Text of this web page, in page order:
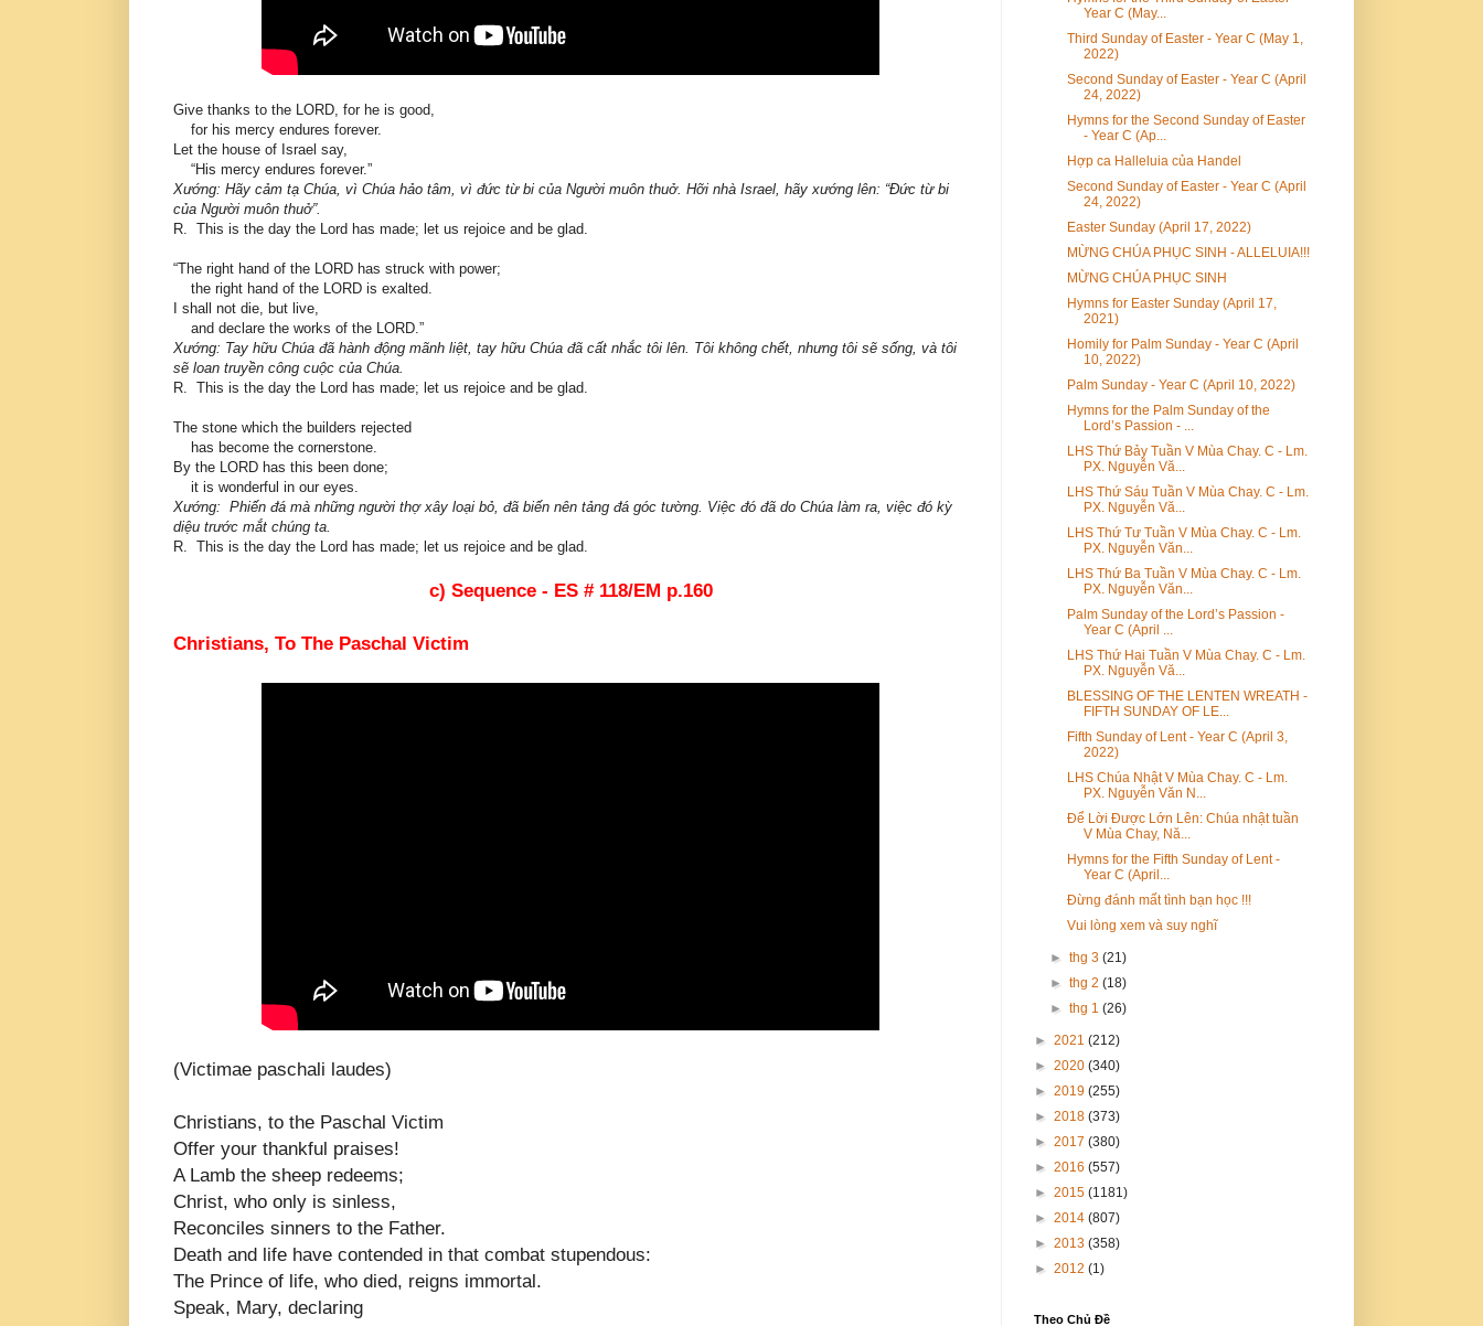
Give thanks to the LORD, for he is good,
for his mercy endures forever.
Let the house of Israel say,
“His mercy endures forever.”
Xướng: Hãy cảm tạ Chúa, vì Chúa hảo tâm, vì đức từ bi của Người muôn thuở. Hỡi nhà Israel, hãy xướng lên: “Ðức từ bi
của Người muôn thuở”.
R. This is the day the Lord has made; let us rejoice and be glad.
“The right hand of the LORD has struck with power;
the right hand of the LORD is exalted.
I shall not die, but live,
and declare the works of the LORD.”
Xướng: Tay hữu Chúa đã hành động mãnh liệt, tay hữu Chúa đã cất nhắc tôi lên. Tôi không chết, nhưng tôi sẽ sống, và tôi
sẽ loan truyền công cuộc của Chúa.
R. This is the day the Lord has made; let us rejoice and be glad.
The stone which the builders rejected
has become the cornerstone.
By the LORD has this been done;
it is wonderful in our eyes.
Xướng: Phiến đá mà những người thợ xây loại bỏ, đã biến nên tảng đá góc tường. Việc đó đã do Chúa làm ra, việc đó kỳ
diệu trước mắt chúng ta.
R. This is the day the Lord has made; let us rejoice and be glad.
c) Sequence - ES # 118/EM p.160
Christians, To The Paschal Victim
(Victimae paschali laudes)
Christians, to the Paschal Victim
Offer your thankful praises!
A Lamb the sheep redeems;
Christ, who only is sinless,
Reconciles sinners to the Father.
Death and life have contended in that combat stupendous:
The Prince of life, who died, reigns immortal.
Speak, Mary, declaring
Year C (May...
Third Sunday of Easter - Year C (May 1,
2022)
Second Sunday of Easter - Year C (April
24, 2022)
Hymns for the Second Sunday of Easter
- Year C (Ap...
Hợp ca Halleluia của Handel
Second Sunday of Easter - Year C (April
24, 2022)
Easter Sunday (April 17, 2022)
MỪNG CHÚA PHỤC SINH - ALLELUIA!!!
MỪNG CHÚA PHỤC SINH
Hymns for Easter Sunday (April 17,
2021)
Homily for Palm Sunday - Year C (April
10, 2022)
Palm Sunday - Year C (April 10, 2022)
Hymns for the Palm Sunday of the
Lord’s Passion - ...
LHS Thứ Bảy Tuần V Mùa Chay. C - Lm.
PX. Nguyễn Vă...
LHS Thứ Sáu Tuần V Mùa Chay. C - Lm.
PX. Nguyễn Vă...
LHS Thứ Tư Tuần V Mùa Chay. C - Lm.
PX. Nguyễn Văn...
LHS Thứ Ba Tuần V Mùa Chay. C - Lm.
PX. Nguyễn Văn...
Palm Sunday of the Lord’s Passion -
Year C (April ...
LHS Thứ Hai Tuần V Mùa Chay. C - Lm.
PX. Nguyễn Vă...
BLESSING OF THE LENTEN WREATH -
FIFTH SUNDAY OF LE...
Fifth Sunday of Lent - Year C (April 3,
2022)
LHS Chúa Nhật V Mùa Chay. C - Lm.
PX. Nguyễn Văn N...
Để Lời Được Lớn Lên: Chúa nhật tuần
V Mùa Chay, Nă...
Hymns for the Fifth Sunday of Lent -
Year C (April...
Đừng đánh mất tình bạn học !!!
Vui lòng xem và suy nghĩ
►thg 3(21)
►thg 2(18)
►thg 1(26)
► 2021 (212)
► 2020 (340)
► 2019 (255)
► 2018 (373)
► 2017 (380)
► 2016 (557)
► 2015 (1181)
► 2014 (807)
► 2013 (358)
► 2012 (1)
Theo Chủ Đề